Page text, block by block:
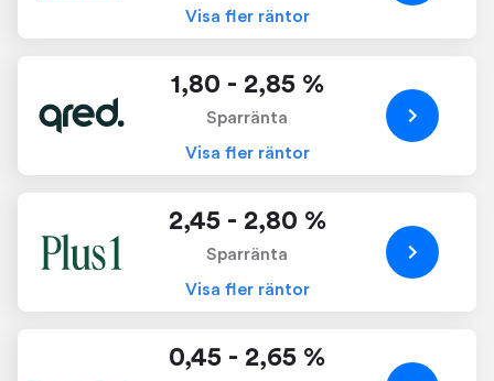
Visa fler räntor
1,80 - 2,85 %
Sparränta
Visa fler räntor
2,45 - 2,80 %
Sparränta
Visa fler räntor
0,45 - 2,65 %